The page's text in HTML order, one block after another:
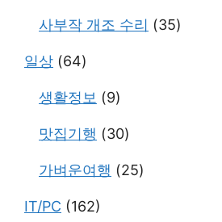
사부작 개조 수리 (35)
일상 (64)
생활정보 (9)
맛집기행 (30)
가벼운여행 (25)
IT/PC (162)